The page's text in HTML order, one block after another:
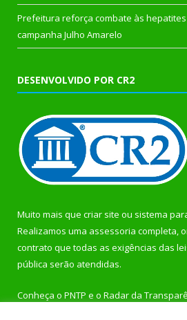
Prefeitura reforça combate às
campanha Julho Amarelo
DESENVOLVIDO POR CR2
Muito mais que criar site ou sistema
Realizamos uma assessoria completa,
contrato que todas as exigências das
pública serão atendidas.
Conheça o PNTP e o Radar da